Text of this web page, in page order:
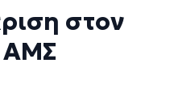
στον
ΑΜΣ